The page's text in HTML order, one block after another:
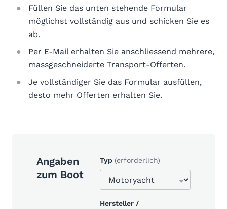
Füllen Sie das unten stehende Formular
möglichst vollständig aus und schicken Sie es
ab.
Per E-Mail erhalten Sie anschliessend mehrere,
massgeschneiderte Transport-Offerten.
Je vollständiger Sie das Formular ausfüllen,
desto mehr Offerten erhalten Sie.
Angaben
zum Boot
Typ (erforderlich)
Hersteller /